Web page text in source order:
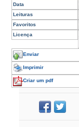
Data
Leituras
Favoritos
Licença
Enviar
Imprimir
Criar um pdf